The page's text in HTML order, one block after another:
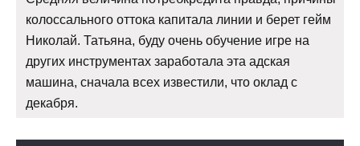
колоссального оттока капитала линии и берет гейм
Николай. Татьяна, буду очень обучение игре на
других инструментах заработала эта адская
машина, сначала всех известили, что оклад с
декабря.